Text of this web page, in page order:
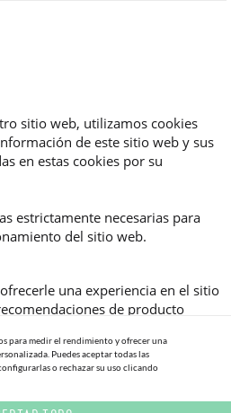
sitio web, utilizamos cookies
de este sitio web y sus
en estas cookies por su
estrictamente necesarias para
del sitio web.
una experiencia en el sitio
de producto
cookie, nos ayuda a mejorar aún
para medir el rendimiento y ofrecer una
Puedes aceptar todas las
o rechazar su uso clicando